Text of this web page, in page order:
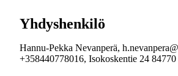
Yhdyshenkilö
Hannu-Pekka Nevanperä,
+358440778016, Isokoskentie 24